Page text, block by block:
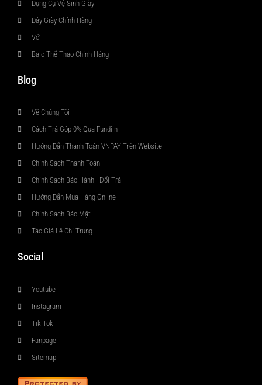
Dụng Cụ Vệ Sinh Giày
Dây Giày Chính Hãng
Vớ
Balo Thể Thao Chính Hãng
Blog
Về Chúng Tôi
Cách Trả Góp 0% Qua Fundiin
Hướng Dẫn Thanh Toán VNPAY Trên Website
Chính Sách Thanh Toán
Chính Sách Bảo Hành - Đổi Trả
Hướng Dẫn Mua Hàng Online
Chính Sách Bảo Mật
Tác Giả Lê Chí Trung
Social
Youtube
Instagram
Tik Tok
Fanpage
Sitemap